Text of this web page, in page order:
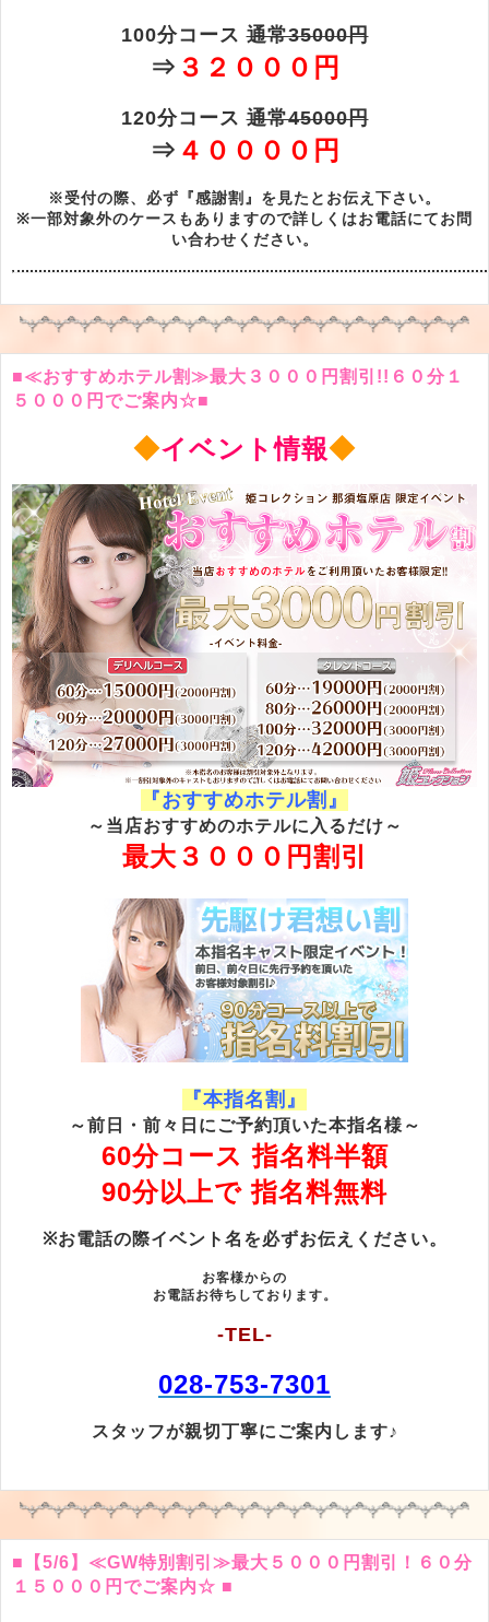
100分コース通常35000円
⇒ ３２０００円
120分コース通常45000円
⇒ ４００００円
※受付の際、必ず『感謝割』を見たとお伝え下さい。
※一部対象外のケースもありますので詳しくはお電話にてお問
い合わせください。
■≪おすすめホテル割≫最大３０００円割引!!６０分１
５０００円でご案内☆■
◆イベント情報◆
『おすすめホテル割』
～当店おすすめのホテルに入るだけ～
最大３０００円割引
『本指名割 』
～前日・前々日にご予約頂いた本指名様～
60分コース 指名料半額
90分以上で 指名料無料
※お電話の際イベント名を必ずお伝えください。
お客様からの
お電話お待ちしております。
-TEL-
028-753-7301
スタッフが親切丁寧にご案内します♪
■【5/6】≪GW特別割引≫最大５０００円割引！６０分
１５０００円でご案内☆ ■